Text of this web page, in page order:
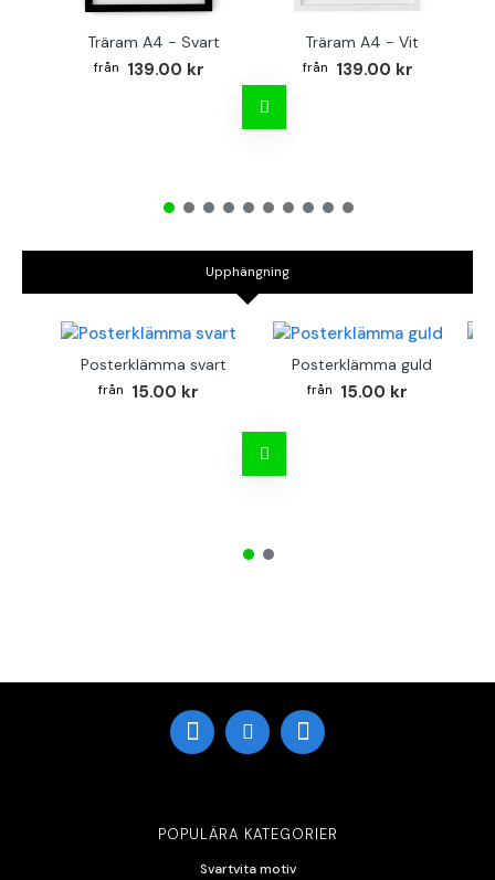
Träram A4 - Svart
139.00 kr
Träram A4 - Vit
139.00 kr
Upphängning
Posterklämma svart
15.00 kr
Posterklämma guld
15.00 kr
POPULÄRA KATEGORIER
Svartvita motiv